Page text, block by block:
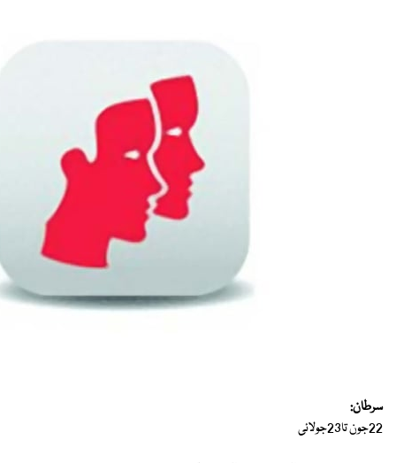
سرطان:
22جون تا23جولائی